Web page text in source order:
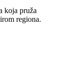
koja pruža
regiona.